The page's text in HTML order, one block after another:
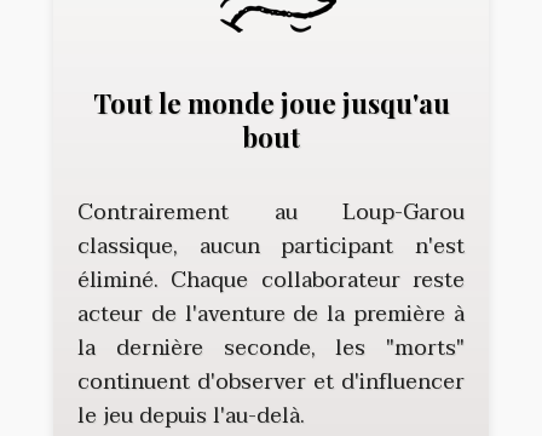
Tout le monde joue jusqu'au
bout
Contrairement au Loup-Garou
classique, aucun participant n'est
éliminé. Chaque collaborateur reste
acteur de l'aventure de la première à
la dernière seconde, les "morts"
continuent d'observer et d'influencer
le jeu depuis l'au-delà.